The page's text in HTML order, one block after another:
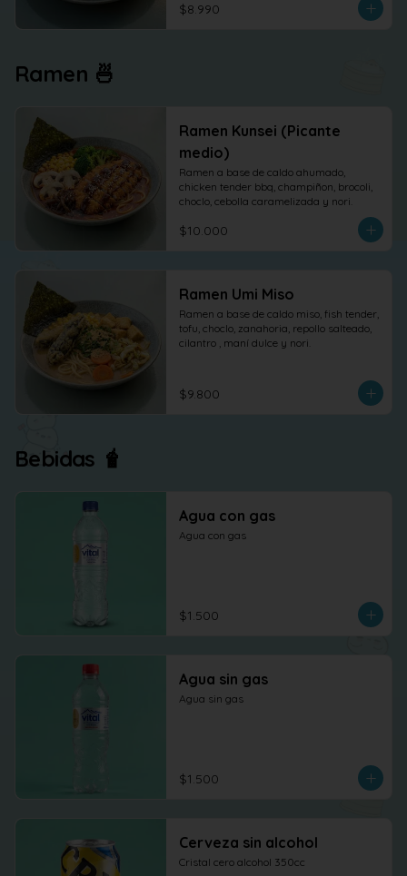
$8.990
Ramen 🍜
Ramen Kunsei (Picante
medio)
Ramen a base de caldo ahumado,
chicken tender bbq, champiñon, brocoli,
choclo, cebolla caramelizada y nori.
$10.000
Ramen Umi Miso
Ramen a base de caldo miso, fish tender,
tofu, choclo, zanahoria, repollo salteado,
cilantro , maní dulce y nori.
$9.800
Bebidas 🧋
Agua con gas
Agua con gas
$1.500
Agua sin gas
Agua sin gas
$1.500
Cerveza sin alcohol
Cristal cero alcohol 350cc